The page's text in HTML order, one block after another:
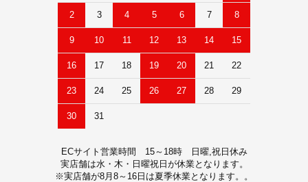
2 3 4 5 6 7 8
9 10 11 12 13 14 15
16 17 18 19 20 21 22
23 24 25 26 27 28 29
30 31
ECサイト営業時間 15～18時 日曜,祝日休み
実店舗は水・木・日曜祝日が休業となります。
※実店舗が8月8～16日は夏季休業となります。。